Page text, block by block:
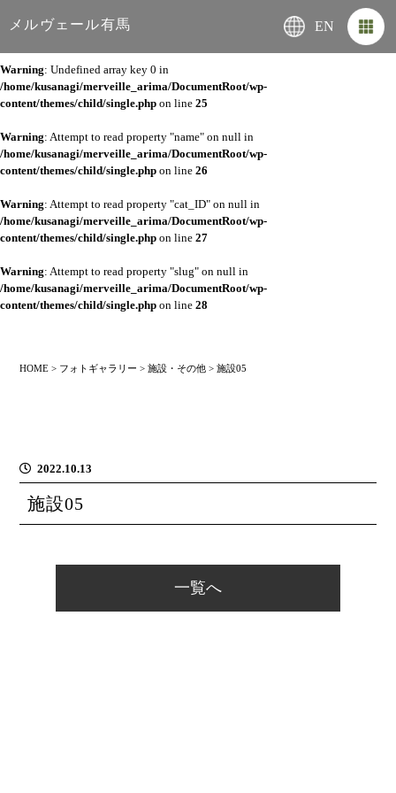
メルヴェール有馬 EN
Warning: Undefined array key 0 in
/home/kusanagi/merveille_arima/DocumentRoot/wp-
content/themes/child/single.php on line 25
Warning: Attempt to read property "name" on null in
/home/kusanagi/merveille_arima/DocumentRoot/wp-
content/themes/child/single.php on line 26
Warning: Attempt to read property "cat_ID" on null in
/home/kusanagi/merveille_arima/DocumentRoot/wp-
content/themes/child/single.php on line 27
Warning: Attempt to read property "slug" on null in
/home/kusanagi/merveille_arima/DocumentRoot/wp-
content/themes/child/single.php on line 28
HOME > フォトギャラリー >施設・その他 >施設05
2022.10.13
施設05
一覧へ